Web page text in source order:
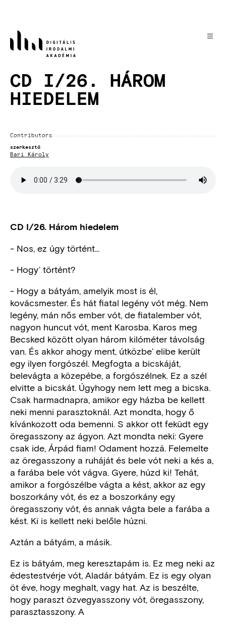
content
CD I/26. HÁROM
HIEDELEM
Contributors
szerkesztő
Bari Károly
CD I/26. Három hiedelem
- Nos, ez úgy történt...
- Hogy’ történt?
- Hogy a bátyám, amelyik most is él,
kovácsmester. És hát fiatal legény vót még. Nem
legény, mán nős ember vót, de fiatalember vót,
nagyon huncut vót, ment Karosba. Karos meg
Becsked között olyan három kilóméter távolság
van. És akkor ahogy ment, útközbe’ elibe került
egy ilyen forgószél. Megfogta a bicskáját,
belevágta a közepébe, a forgószélnek. Ez a szél
elvitte a bicskát. Úgyhogy nem lett meg a bicska.
Csak harmadnapra, amikor egy házba be kellett
neki menni parasztoknál. Azt mondta, hogy ő
kívánkozott oda bemenni. S akkor ott feküdt egy
öregasszony az ágyon. Azt mondta neki: Gyere
csak ide, Árpád fiam! Odament hozzá. Felemelte
az öregasszony a ruháját és bele vót neki a kés a,
a farába bele vót vágva. Gyere, húzd ki! Tehát,
amikor a forgószélbe vágta a kést, akkor az egy
boszorkány vót, és ez a boszorkány egy
öregasszony vót, és annak vágta bele a farába a
kést. Ki is kellett neki belőle húzni.
Aztán a bátyám, a másik.
Ez is bátyám, meg keresztapám is. Ez meg neki az
édestestvérje vót, Aladár bátyám. Ez is egy olyan
öt éve, hogy meghalt, vagy hat. Az is beszélte,
hogy paraszt özvegyasszony vót, öregasszony,
parasztasszony. A